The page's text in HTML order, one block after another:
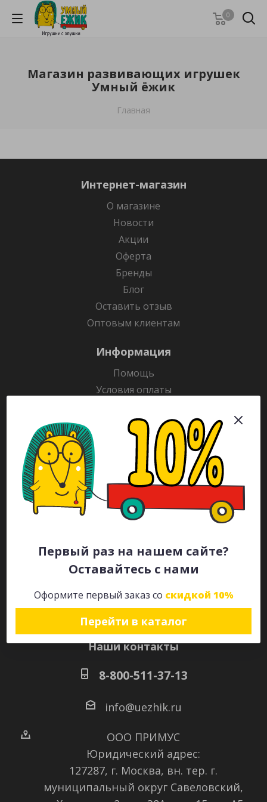
Первый раз на нашем сайте?
Оставайтесь с нами
Оформите первый заказ со скидкой 10%
Перейти в каталог
0
Магазин развивающих игрушек
Умный ёжик
Главная
Интернет-магазин
О магазине
Новости
Акции
Оферта
Бренды
Блог
Оставить отзыв
Оптовым клиентам
Информация
Помощь
Условия оплаты
Гарантия на товар
Раскраски
Рекламодателям
Каталог
Будьте всегда в курсе!
Наши контакты
8-800-511-37-13
info@uezhik.ru
ООО ПРИМУС
Юридический адрес:
127287, г. Москва, вн. тер. г.
муниципальный округ Савеловский,